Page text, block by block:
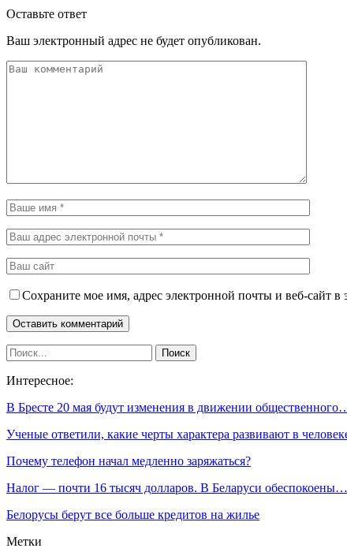
Оставьте ответ
Ваш электронный адрес не будет опубликован.
Сохраните мое имя, адрес электронной почты и веб-сайт в
Интересное:
В Бресте 20 мая будут изменения в движении
Ученые ответили, какие черты характера развивают в
Почему телефон начал медленно заряжаться?
Налог — почти 16 тысяч долларов. В Беларуси обеспокоены…
Белорусы берут все больше кредитов на жилье
Метки